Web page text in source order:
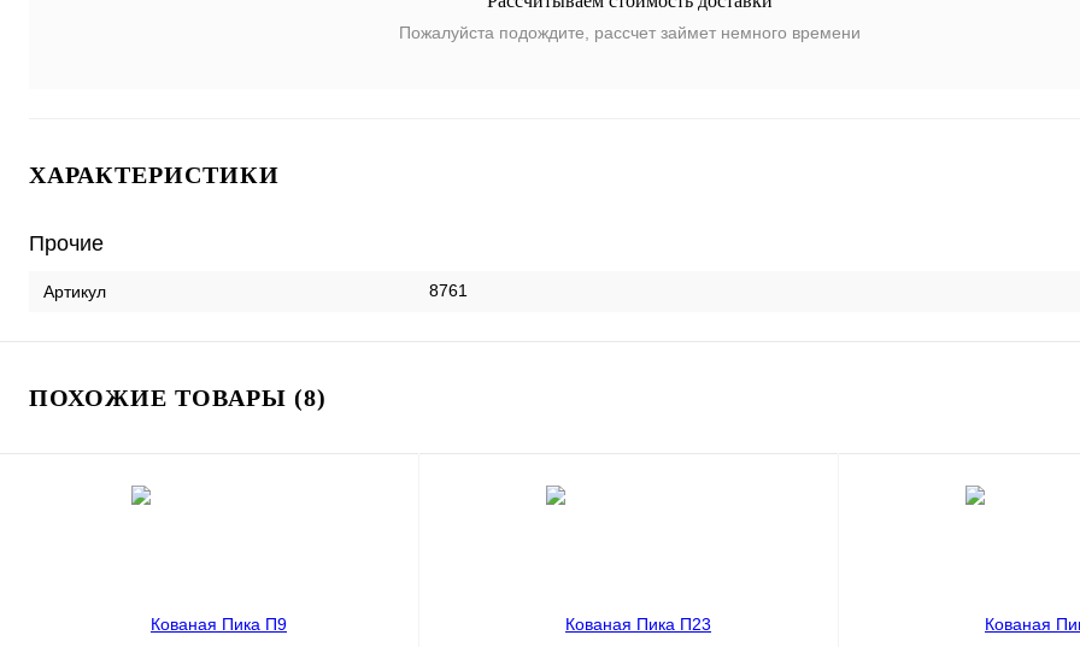
Пожалуйста подождите, рассчет займет немного времени
ХАРАКТЕРИСТИКИ
Прочие
Артикул 8761
ПОХОЖИЕ ТОВАРЫ (8)